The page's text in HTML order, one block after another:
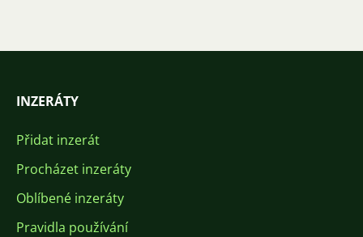
INZERÁTY
Přidat inzerát
Procházet inzeráty
Oblíbené inzeráty
Pravidla používání